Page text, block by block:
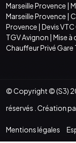
Marseille Provence |
Marseille Provence |
Provence | Devis
TGV Avignon | Mise à
Chauffeur Privé Gare
© Copyright © (S3)
réservés . Création
Mentions légales